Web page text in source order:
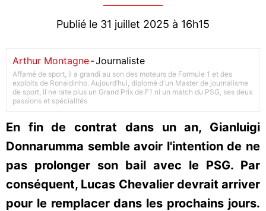
Publié le 31 juillet 2025 à 16h15
Arthur Montagne-Journaliste
Affamé de sport, il a grandi au son des moteurs de Formule 1 et des
exploits de Ronaldinho. Aujourd’hui, diplomé d'un Master de journalisme
de sport, il ne rate plus un Grand Prix de F1 ni un match du PSG, ses deux
passions et spécialités
En fin de contrat dans un an, Gianluigi
Donnarumma semble avoir l'intention de ne
pas prolonger son bail avec le PSG. Par
conséquent, Lucas Chevalier devrait arriver
pour le remplacer dans les prochains jours.